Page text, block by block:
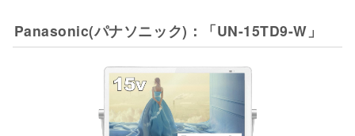
Panasonic(パナソニック)：「UN-15TD9-W」